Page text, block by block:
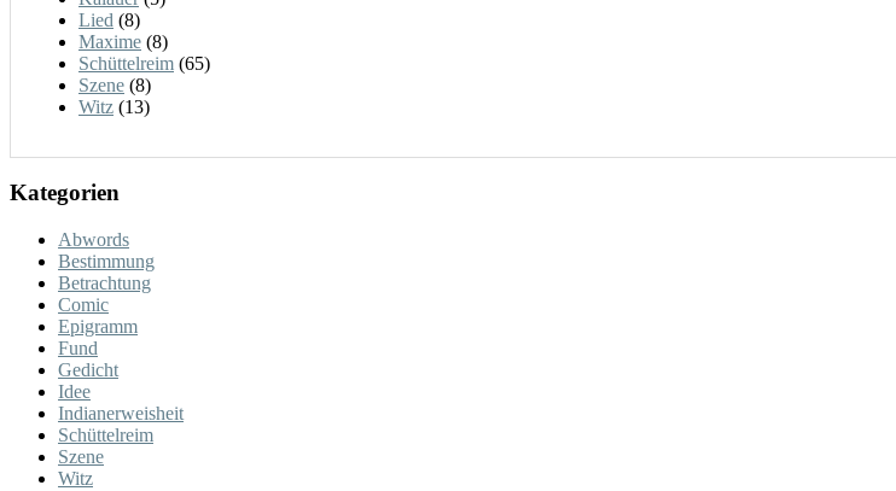
Lied (8)
Maxime (8)
Schüttelreim (65)
Szene (8)
Witz (13)
Kategorien
Abwords
Bestimmung
Betrachtung
Comic
Epigramm
Fund
Gedicht
Idee
Indianerweisheit
Schüttelreim
Szene
Witz